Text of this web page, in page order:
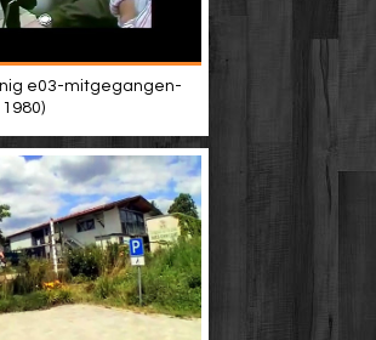
e03-mitgegangen-